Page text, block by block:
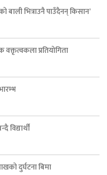
भित्राउनै पाउँदैनन् किसान’
प्रतियोगिता
विद्यार्थी
दुर्घटना बिमा